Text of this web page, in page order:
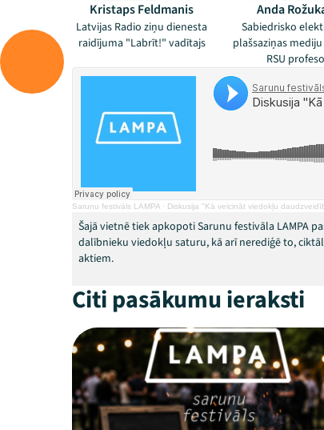
Kristaps Feldmanis
Latvijas Radio ziņu dienesta
raidījuma "Labrīt!" vadītajs
Anda
Sabiedrisko
plašsaziņas
RSU
Sarunu festivāls LAMPA · Diskusija "Kā veicināt viedokļu
Šajā vietnē tiek apkopoti Sarunu festivāla LAMPA
dalībnieku viedokļu saturu, kā arī nerediģē to,
aktiem.
Citi pasākumu ieraksti